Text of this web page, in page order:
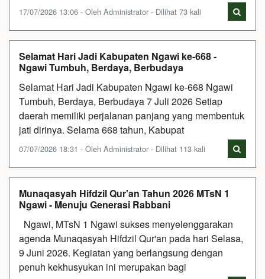
17/07/2026 13:06 - Oleh Administrator - Dilihat 73 kali
Selamat Hari Jadi Kabupaten Ngawi ke-668 -
Ngawi Tumbuh, Berdaya, Berbudaya
Selamat Hari Jadi Kabupaten Ngawi ke-668 Ngawi
Tumbuh, Berdaya, Berbudaya 7 Juli 2026 Setiap
daerah memiliki perjalanan panjang yang membentuk
jati dirinya. Selama 668 tahun, Kabupat
07/07/2026 18:31 - Oleh Administrator - Dilihat 113 kali
Munaqasyah Hifdzil Qur'an Tahun 2026 MTsN 1
Ngawi - Menuju Generasi Rabbani
Ngawi, MTsN 1 Ngawi sukses menyelenggarakan
agenda Munaqasyah Hifdzil Qur'an pada hari Selasa,
9 Juni 2026. Kegiatan yang berlangsung dengan
penuh kekhusyukan ini merupakan bagi